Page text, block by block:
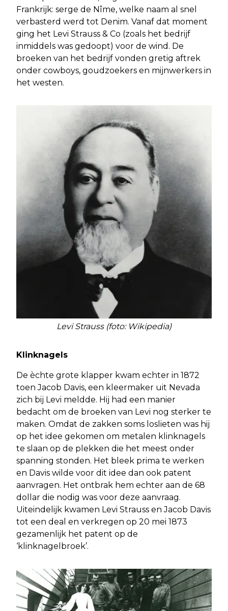
Frankrijk: serge de Nîme, welke naam al snel
verbasterd werd tot Denim. Vanaf dat moment
ging het Levi Strauss & Co (zoals het bedrijf
inmiddels was gedoopt) voor de wind. De
broeken van het bedrijf vonden gretig aftrek
onder cowboys, goudzoekers en mijnwerkers in
het westen.
Levi Strauss (foto: Wikipedia)
Klinknagels
De èchte grote klapper kwam echter in 1872
toen Jacob Davis, een kleermaker uit Nevada
zich bij Levi meldde. Hij had een manier
bedacht om de broeken van Levi nog sterker te
maken. Omdat de zakken soms loslieten was hij
op het idee gekomen om metalen klinknagels
te slaan op de plekken die het meest onder
spanning stonden. Het bleek prima te werken
en Davis wilde voor dit idee dan ook patent
aanvragen. Het ontbrak hem echter aan de 68
dollar die nodig was voor deze aanvraag.
Uiteindelijk kwamen Levi Strauss en Jacob Davis
tot een deal en verkregen op 20 mei 1873
gezamenlijk het patent op de
‘klinknagelbroek’.